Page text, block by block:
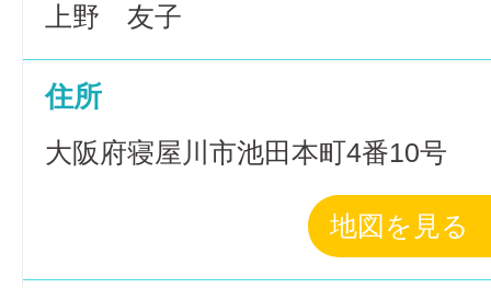
上野 友子
住所
大阪府寝屋川市池田本町4番10号
地図を見る